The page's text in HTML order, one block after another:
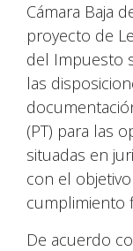
Cámara Baja
proyecto de
del Impuesto
las
(PT) para las
situadas en
con el
cumplimiento
De acuerdo